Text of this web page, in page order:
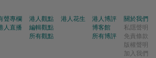
聲專欄
人直播
港人觀點
編輯觀點
所有觀點
港人花生
港人博評
博客館
所有博評
關於我們
私隱聲明
免責條款
版權聲明
加入我們